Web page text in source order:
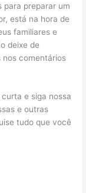
para preparar um
está na hora de
familiares e
deixe de
nos comentários
e siga nossa
e outras
tudo que você